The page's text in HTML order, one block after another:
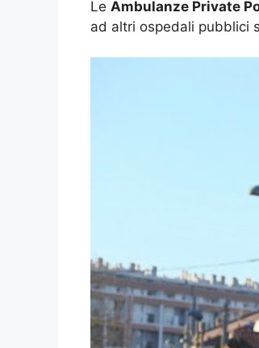
Le Ambulanze Private
ad altri ospedali pubblici